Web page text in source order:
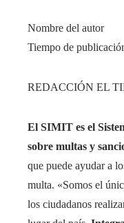
Nombre del autor
Tiempo de
REDACCIÓN EL
El SIMIT es el
sobre multas y
que puede ayudar a
multa. «Somos el
los ciudadanos